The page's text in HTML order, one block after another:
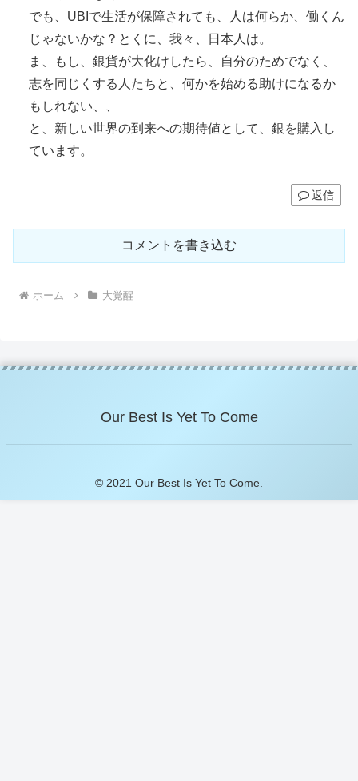
でも、UBIで生活が保障されても、人は何らか、働くん
じゃないかな？とくに、我々、日本人は。
ま、もし、銀貨が大化けしたら、自分のためでなく、
志を同じくする人たちと、何かを始める助けになるか
もしれない、、
と、新しい世界の到来への期待値として、銀を購入し
ています。
返信
コメントを書き込む
ホーム 大覚醒
Our Best Is Yet To Come
© 2021 Our Best Is Yet To Come.